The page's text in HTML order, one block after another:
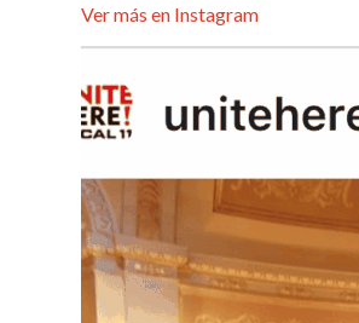
Ver más en Instagram